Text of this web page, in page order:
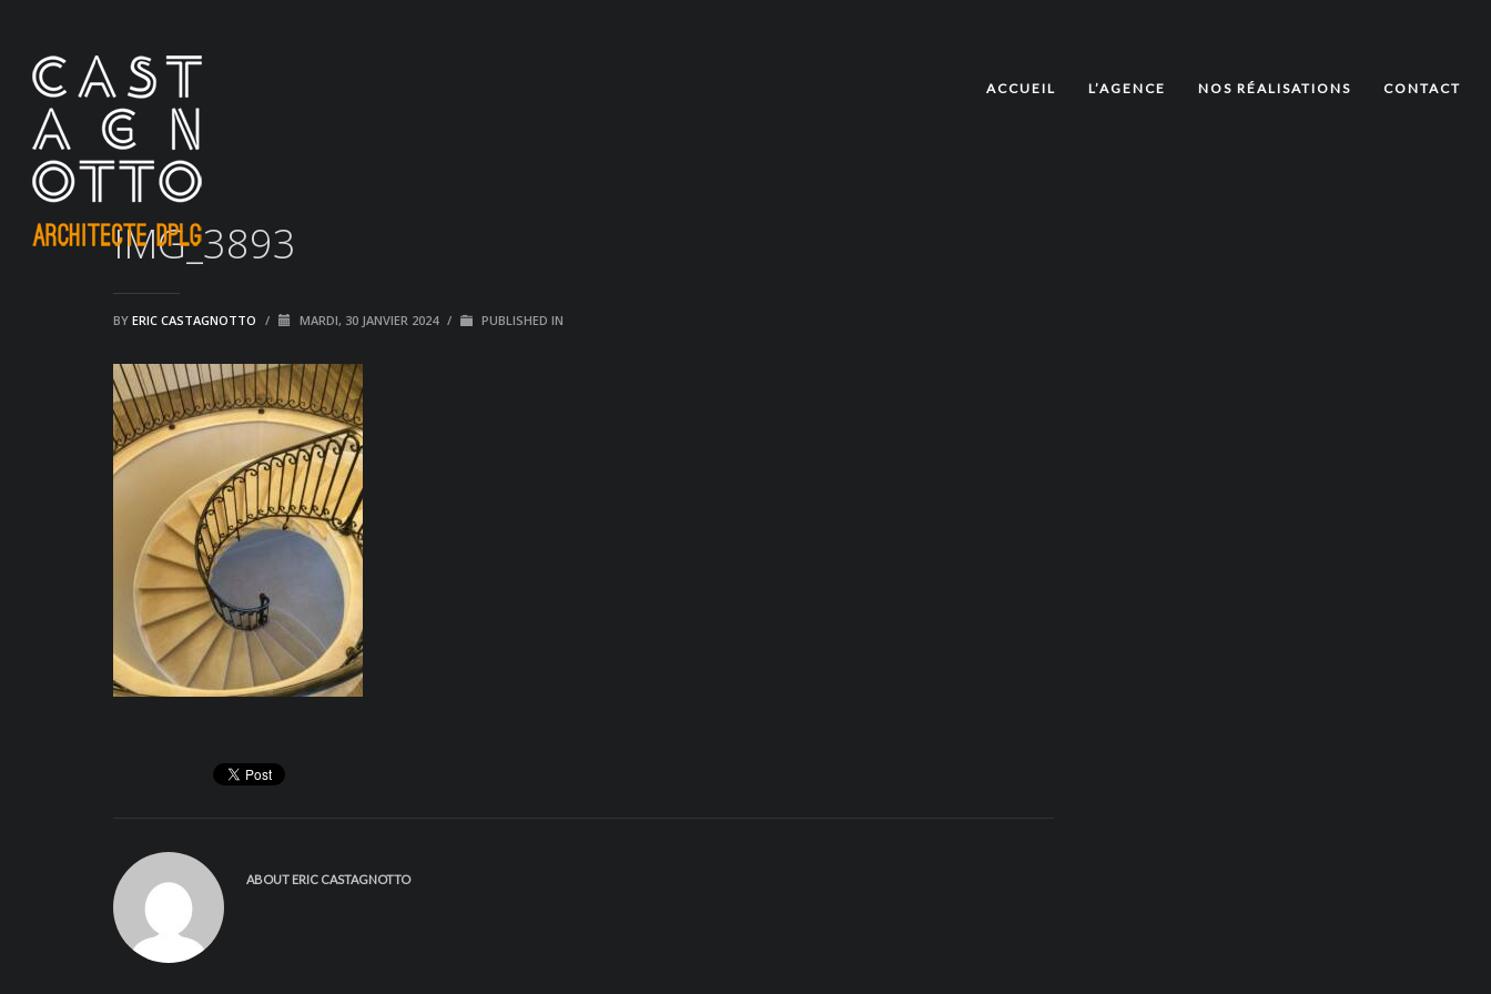
ACCUEIL L’AGENCE NOS RÉALISATIONS CONTACT
IMG_3893
BY ERIC CASTAGNOTTO / MARDI, 30 JANVIER 2024 / PUBLISHED IN
ABOUT ERIC CASTAGNOTTO